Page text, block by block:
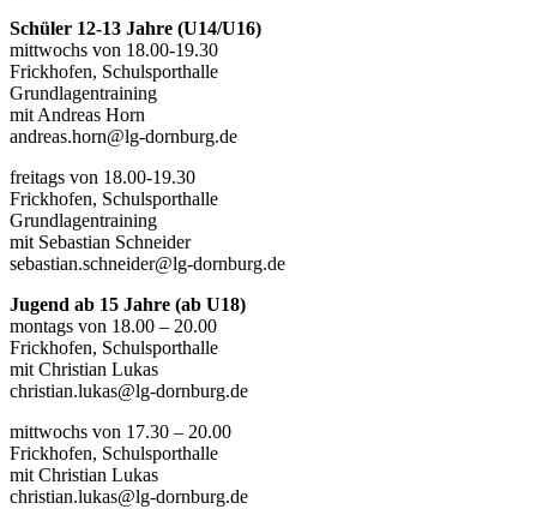
Schüler 12-13 Jahre (U14/U16)
mittwochs von 18.00-19.30
Frickhofen, Schulsporthalle
Grundlagentraining
mit Andreas Horn
andreas.horn@lg-dornburg.de
freitags von 18.00-19.30
Frickhofen, Schulsporthalle
Grundlagentraining
mit Sebastian Schneider
sebastian.schneider@lg-dornburg.de
Jugend ab 15 Jahre (ab U18)
montags von 18.00 – 20.00
Frickhofen, Schulsporthalle
mit Christian Lukas
christian.lukas@lg-dornburg.de
mittwochs von 17.30 – 20.00
Frickhofen, Schulsporthalle
mit Christian Lukas
christian.lukas@lg-dornburg.de